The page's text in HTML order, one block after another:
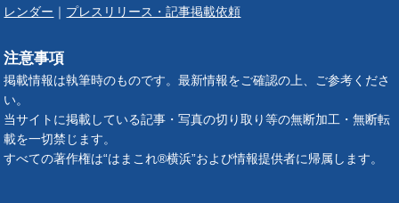
レンダー ｜ プレスリリース・記事掲載依頼
注意事項
掲載情報は執筆時のものです。最新情報をご確認の上、ご参考くださ
い。
当サイトに掲載している記事・写真の切り取り等の無断加工・無断転
載を一切禁じます。
すべての著作権は“はまこれ®横浜”および情報提供者に帰属します。